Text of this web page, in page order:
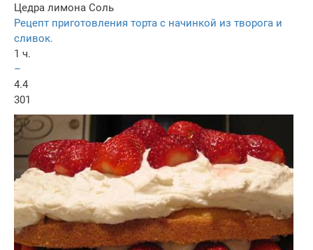
Цедра лимона Соль
Рецепт приготовления торта с начинкой из творога и
сливок.
1 ч.
–
4.4
301